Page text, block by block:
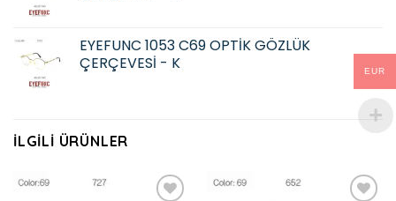
EYEFUNC 1053 C69 OPTİK GÖZLÜK
ÇERÇEVESİ - K
İLGILI ÜRÜNLER
EUR